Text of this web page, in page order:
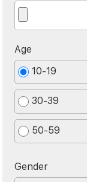
Age
10-19
30-39
50-59
Gender